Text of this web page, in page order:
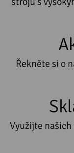
Řekněte si o
Využijte